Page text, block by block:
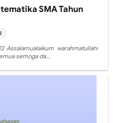
SMA Tahun
Assalamualaikum warahmatullahi
semoga da…